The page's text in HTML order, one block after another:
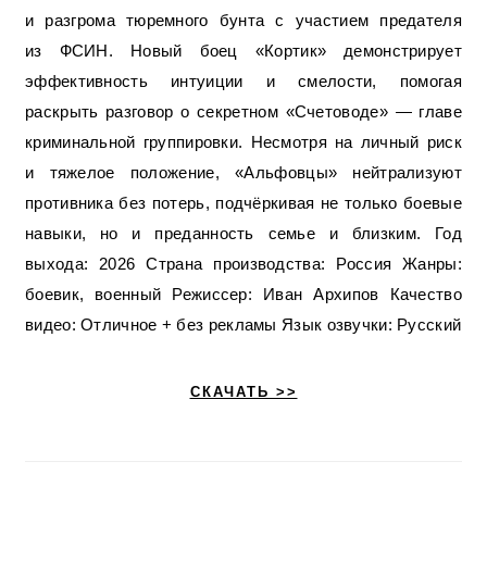
и разгрома тюремного бунта с участием предателя
из ФСИН. Новый боец ​​«Кортик» демонстрирует
эффективность интуиции и смелости, помогая
раскрыть разговор о секретном «Счетоводе» — главе
криминальной группировки. Несмотря на личный риск
и тяжелое положение, «Альфовцы» нейтрализуют
противника без потерь, подчёркивая не только боевые
навыки, но и преданность семье и близким. Год
выхода: 2026 Страна производства: Россия Жанры:
боевик, военный Режиссер: Иван Архипов Качество
видео: Отличное + без рекламы Язык озвучки: Русский
СКАЧАТЬ >>